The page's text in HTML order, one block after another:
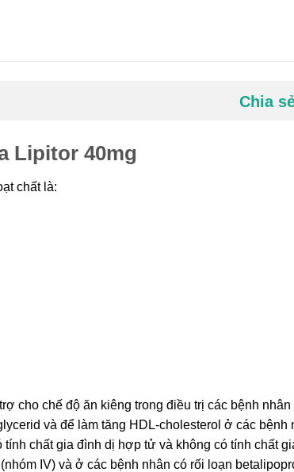
Chia
Lipitor 40mg
chất là:
cho chế độ ăn kiêng trong điều trị các bệnh
và để làm tăng HDL-cholesterol ở các bệnh
tính chất gia đình dị hợp tử và không có tính chất
IV) và ở các bệnh nhân có rối loạn